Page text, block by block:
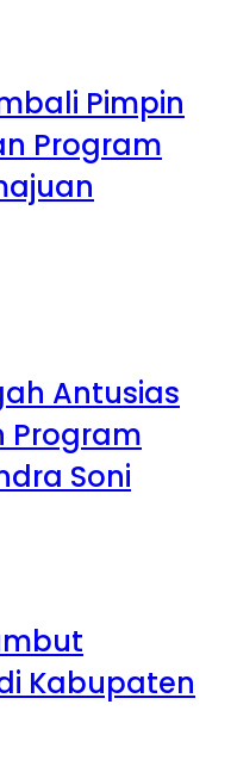
Pimpin
Program
Antusias
Program
Soni
Kabupaten